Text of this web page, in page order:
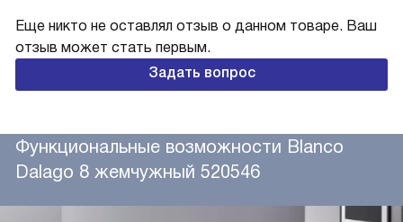
Еще никто не оставлял отзыв о данном товаре. Ваш
отзыв может стать первым.
Задать вопрос
Функциональные возможности Blanco
Dalago 8 жемчужный 520546